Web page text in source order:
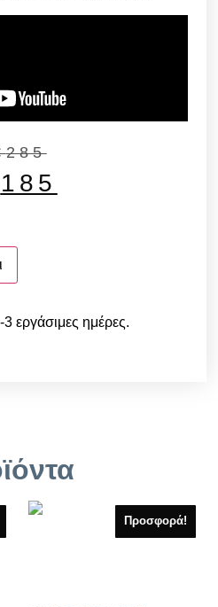
285
185
εργάσιμες ημέρες.
Προσφορά!